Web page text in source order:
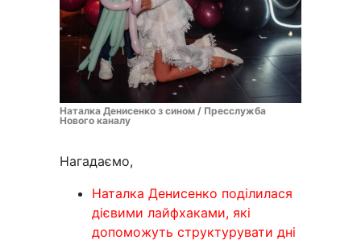
Наталка Денисенко з сином / Пресслужба
Нового каналу
Нагадаємо,
Наталка Денисенко поділилася
дієвими лайфхаками, які
допоможуть структурувати дні